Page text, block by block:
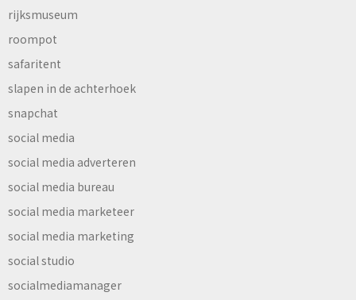
rijksmuseum
roompot
safaritent
slapen in de achterhoek
snapchat
social media
social media adverteren
social media bureau
social media marketeer
social media marketing
social studio
socialmediamanager